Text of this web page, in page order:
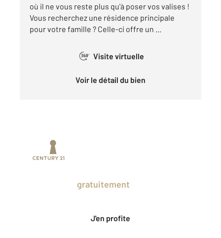
où il ne vous reste plus qu'à poser vos valises !
Vous recherchez une résidence principale
pour votre famille ? Celle-ci offre un ...
360° Visite virtuelle
Voir le détail du bien
gratuitement
J'en profite